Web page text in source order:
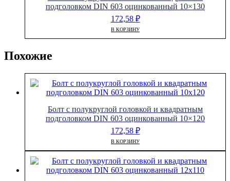
подголовком DIN 603 оцинкованный 10×130
172,58 ₽
В КОРЗИНУ
Похожие
Болт с полукруглой головкой и квадратным
подголовком DIN 603 оцинкованный 10×120
172,58 ₽
В КОРЗИНУ